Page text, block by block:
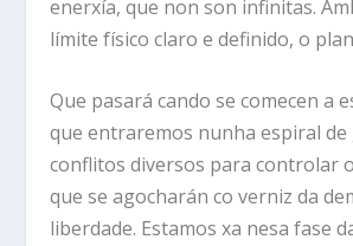
enerxía, que non son infinitas.
límite físico claro e definido, o
Que pasará cando se comecen a
que entraremos nunha espiral de
conflitos diversos para controlar
que se agocharán co verniz da
liberdade. Estamos xa nesa fase